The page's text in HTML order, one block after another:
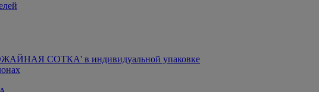
СОТКА' в индивидуальной упаковке